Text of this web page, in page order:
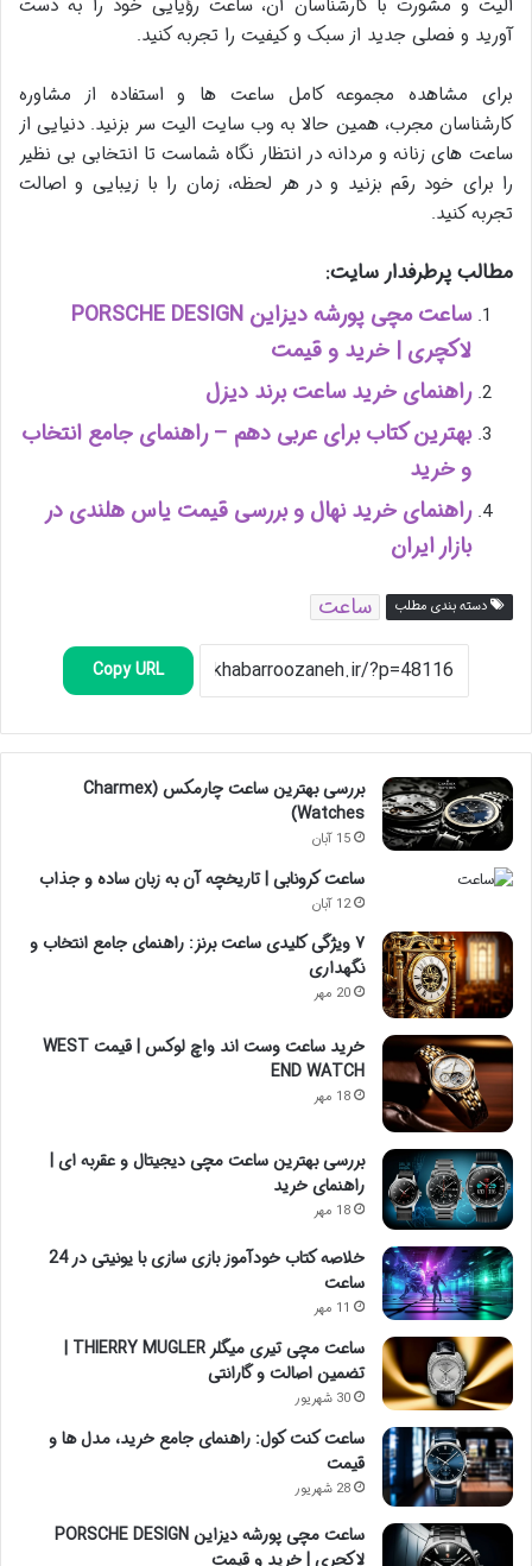
الیت و مشورت با کارشناسان آن، ساعت رؤیایی خود را به دست
آورید و فصلی جدید از سبک و کیفیت را تجربه کنید.
برای مشاهده مجموعه کامل ساعت ها و استفاده از مشاوره
کارشناسان مجرب، همین حالا به وب سایت الیت سر بزنید. دنیایی از
ساعت های زنانه و مردانه در انتظار نگاه شماست تا انتخابی بی نظیر
را برای خود رقم بزنید و در هر لحظه، زمان را با زیبایی و اصالت
تجربه کنید.
مطالب پرطرفدار سایت:
ساعت مچی پورشه دیزاین PORSCHE DESIGN
لاکچری | خرید و قیمت
راهنمای خرید ساعت برند دیزل
بهترین کتاب برای عربی دهم – راهنمای جامع انتخاب
و خرید
راهنمای خرید نهال و بررسی قیمت یاس هلندی در
بازار ایران
دسته بندی مطلب ساعت
Copy URL
بررسی بهترین ساعت چارمکس (Charmex
Watches)
15 آبان
ساعت کرونابی | تاریخچه آن به زبان ساده و جذاب
12 آبان
۷ ویژگی کلیدی ساعت برنز: راهنمای جامع انتخاب و
نگهداری
20 مهر
خرید ساعت وست اند واچ لوکس | قیمت WEST
END WATCH
18 مهر
بررسی بهترین ساعت مچی دیجیتال و عقربه ای |
راهنمای خرید
18 مهر
خلاصه کتاب خودآموز بازی سازی با یونیتی در 24
ساعت
11 مهر
ساعت مچی تیری میگلر THIERRY MUGLER |
تضمین اصالت و گارانتی
30 شهریور
ساعت کنت کول: راهنمای جامع خرید، مدل ها و
قیمت
28 شهریور
ساعت مچی پورشه دیزاین PORSCHE DESIGN
لاکچری | خرید و قیمت